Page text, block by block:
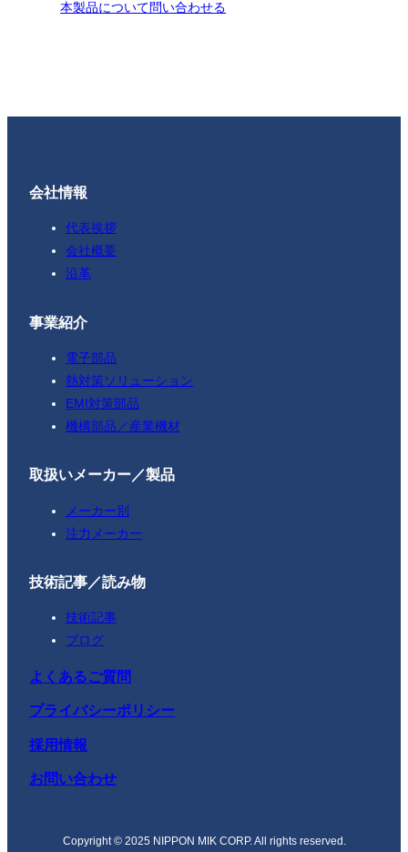
本製品について問い合わせる
会社情報
代表挨拶
会社概要
沿革
事業紹介
電子部品
熱対策ソリューション
EMI対策部品
機構部品／産業機材
取扱いメーカー／製品
メーカー別
注力メーカー
技術記事／読み物
技術記事
ブログ
よくあるご質問
プライバシーポリシー
採用情報
お問い合わせ
Copyright © 2025 NIPPON MIK CORP. All rights reserved.